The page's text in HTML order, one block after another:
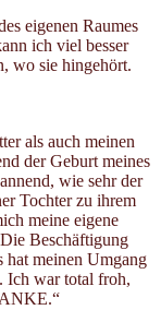
eigenen Raumes
ich viel besser
wo sie hingehört.
als auch meinen
der Geburt meines
wie sehr der
Tochter zu ihrem
meine eigene
Beschäftigung
hat meinen Umgang
Ich war total froh,